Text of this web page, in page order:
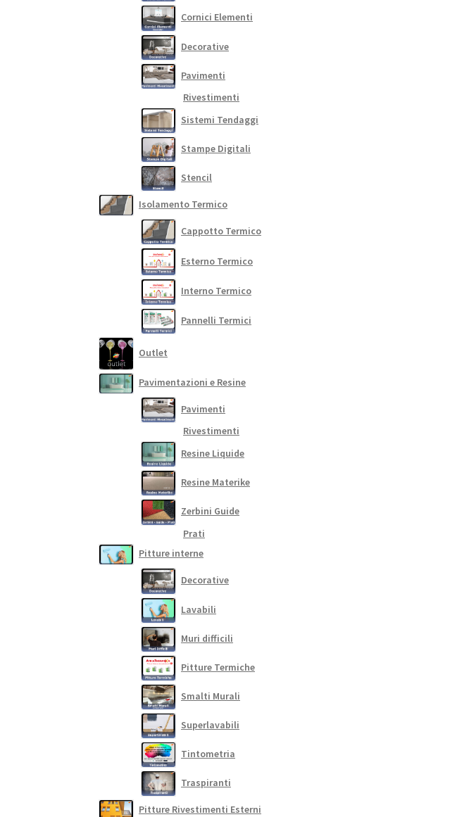
Cornici Elementi
Decorative
Pavimenti
Rivestimenti
Sistemi Tendaggi
Stampe Digitali
Stencil
Isolamento Termico
Cappotto Termico
Esterno Termico
Interno Termico
Pannelli Termici
Outlet
Pavimentazioni e Resine
Pavimenti
Rivestimenti
Resine Liquide
Resine Materike
Zerbini Guide
Prati
Pitture interne
Decorative
Lavabili
Muri difficili
Pitture Termiche
Smalti Murali
Superlavabili
Tintometria
Traspiranti
Pitture Rivestimenti Esterni